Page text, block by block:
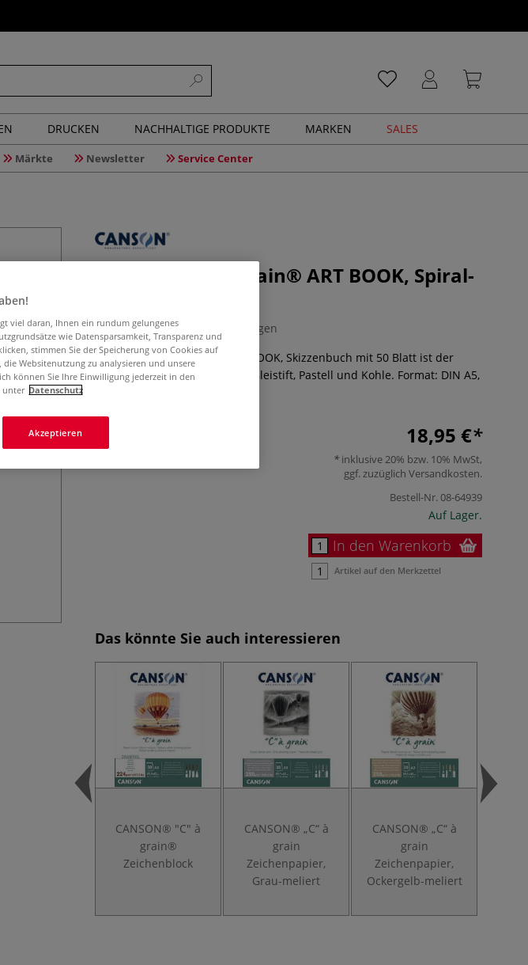
DRUCKEN NACHHALTIGE PRODUKTE MARKEN SALES
Märkte Newsletter Service Center
CANSON® "C" à grain® ART BOOK, Spiral-
0 Bewertungen
Das CANSON® C à grain® ART BOOK, Skizzenbuch mit 50 Blatt ist der
ideale Reise-Begleiter. Ideal für Bleistift, Pastell und Kohle. Format: DIN A5,
18,95 €
inklusive 20% bzw. 10% MwSt,
ggf. zuzüglich Versandkosten.
Bestell-Nr.08-64939
Auf Lager.
In den Warenkorb
Artikel auf den Merkzettel
Das könnte Sie auch interessieren
CANSON® "C" à
grain®
Zeichenblock
CANSON® „C“ à
grain
Zeichenpapier,
Grau-meliert
CANSON® „C“ à
grain
Zeichenpapier,
Ockergelb-meliert
viel daran, Ihnen ein rundum gelungenes
wie Datensparsamkeit, Transparenz und
stimmen Sie der Speicherung von Cookies auf
Websitenutzung zu analysieren und unsere
können Sie Ihre Einwilligung jederzeit in den
unter Datenschutz
Akzeptieren